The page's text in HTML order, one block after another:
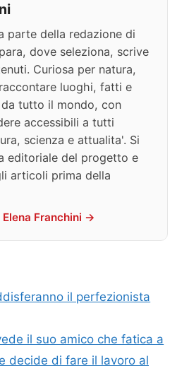
parte della redazione di
dove seleziona, scrive
Curiosa per natura,
luoghi, fatti e
tutto il mondo, con
accessibili a tutti
scienza e attualita'. Si
editoriale del progetto e
articoli prima della
Franchini →
il perfezionista
il suo amico che fatica a
decide di fare il lavoro al